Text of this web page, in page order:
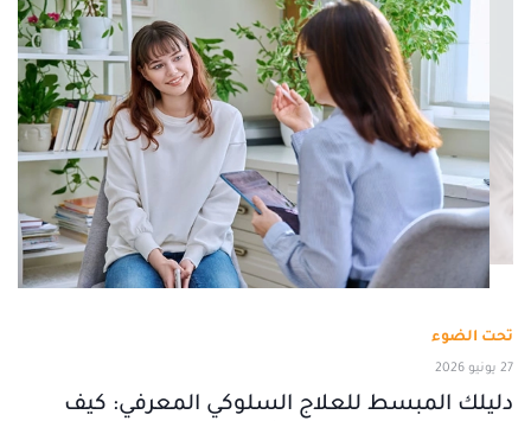
تحت الضوء
27 يونيو 2026
دليلك المبسط للعلاج السلوكي المعرفي: كيف